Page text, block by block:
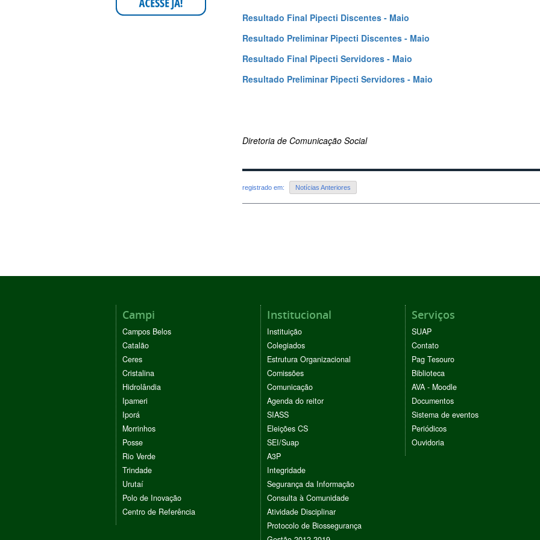
Resultado Final Pipecti Discentes - Maio
Resultado Preliminar Pipecti Discentes - Maio
Resultado Final Pipecti Servidores - Maio
Resultado Preliminar Pipecti Servidores - Maio
Diretoria de Comunicação Social
registrado em: Notícias Anteriores
Campi
Campos Belos
Catalão
Ceres
Cristalina
Hidrolândia
Ipameri
Iporá
Morrinhos
Posse
Rio Verde
Trindade
Urutaí
Polo de Inovação
Centro de Referência
Institucional
Instituição
Colegiados
Estrutura Organizacional
Comissões
Comunicação
Agenda do reitor
SIASS
Eleições CS
SEI/Suap
A3P
Integridade
Segurança da Informação
Consulta à Comunidade
Atividade Disciplinar
Protocolo de Biossegurança
Serviços
SUAP
Contato
Pag Tesouro
Biblioteca
AVA - Moodle
Documentos
Sistema de eventos
Periódicos
Ouvidoria